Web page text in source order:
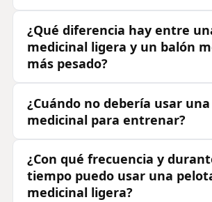
¿Qué diferencia hay entre
medicinal ligera y un balón
más pesado?
¿Cuándo no debería usar
medicinal para entrenar?
¿Con qué frecuencia y
tiempo puedo usar una
medicinal ligera?